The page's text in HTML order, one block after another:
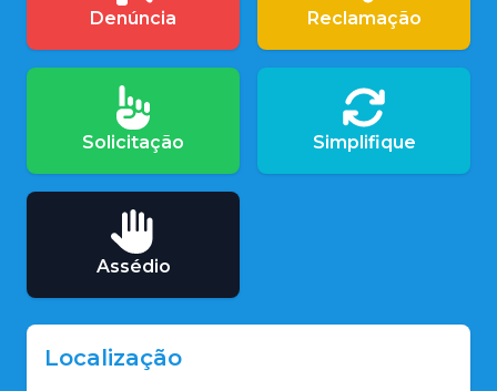
Denúncia Reclamação
Solicitação Simplifique
Assédio
Localização